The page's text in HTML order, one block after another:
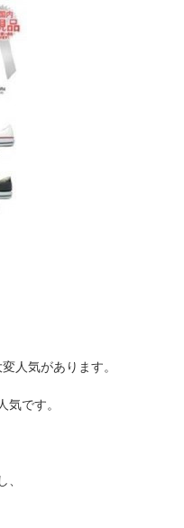
人気があります。
です。